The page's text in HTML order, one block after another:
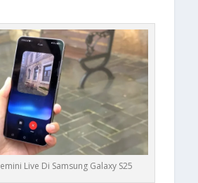
Live Di Samsung Galaxy S25